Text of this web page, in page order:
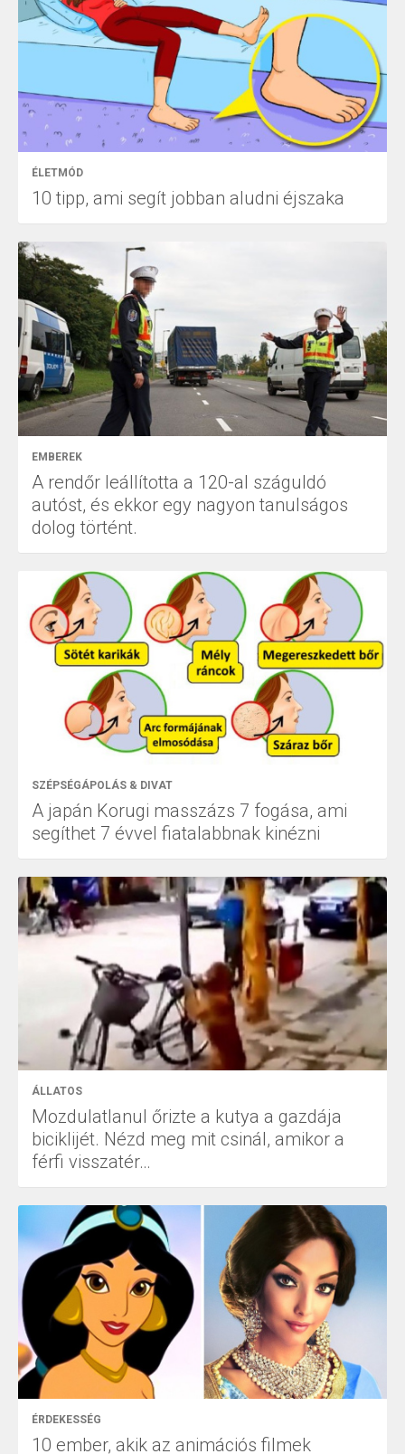
ÉLETMÓD
10 tipp, ami segít jobban aludni éjszaka
EMBEREK
A rendőr leállította a 120-al száguldó
autóst, és ekkor egy nagyon tanulságos
dolog történt.
SZÉPSÉGÁPOLÁS & DIVAT
A japán Korugi masszázs 7 fogása, ami
segíthet 7 évvel fiatalabbnak kinézni
ÁLLATOS
Mozdulatlanul őrizte a kutya a gazdája
biciklijét. Nézd meg mit csinál, amikor a
férfi visszatér…
ÉRDEKESSÉG
10 ember, akik az animációs filmek